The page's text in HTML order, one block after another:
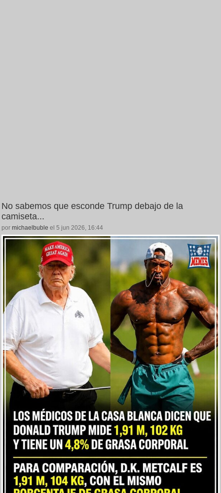
No sabemos que esconde Trump debajo de la
camiseta...
por michaelbuble el 5 jun 2026, 16:44